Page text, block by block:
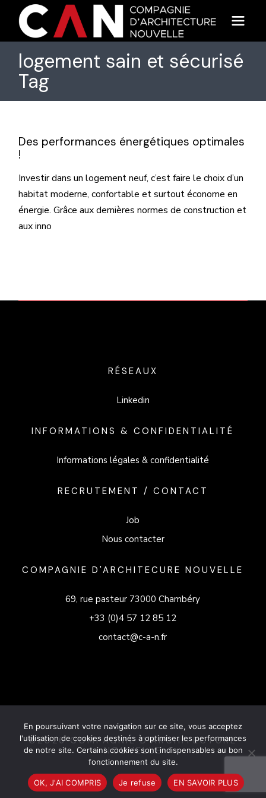
content
logement sain et sécurisé
Tag
Des performances énergétiques optimales
!
Investir dans un logement neuf, c’est faire le choix d’un
habitat moderne, confortable et surtout économe en
énergie. Grâce aux dernières normes de construction et
aux inno
RÉSEAUX
Linkedin
INFORMATIONS & CONFIDENTIALITÉ
Informations légales & confidentialité
RECRUTEMENT / CONTACT
Job
Nous contacter
COMPAGNIE D'ARCHITECURE NOUVELLE
69, rue pasteur 73000 Chambéry
+33 (0)4 57 12 85 12
contact@c-a-n.fr
©2026 COMPAGNIE D'ARCHITECTURE
NOUVELLE
En poursuivant votre navigation sur ce site, vous acceptez
l'utilisation de cookies destinés à optimiser les performances
de notre site. Certains cookies sont indispensables au bon
fonctionnement du site.
OK, J'AI COMPRIS Je refuse EN SAVOIR PLUS